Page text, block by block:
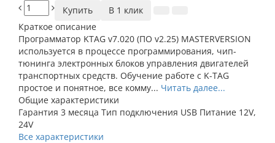
Купить
В 1 клик
Краткое описание
Программатор KTAG v7.020 (ПО v2.25) MASTERVERSION
используется в процессе программирования, чип-
тюнинга электронных блоков управления двигателей
транспортных средств. Обучение работе с K-TAG
простое и понятное, все комму... Читать далее...
Общие характеристики
Гарантия 3 месяца Тип подключения USB Питание 12V,
24V
Все характеристики